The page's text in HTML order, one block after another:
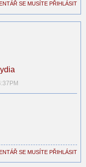
SE MUSÍTE PŘIHLÁSIT
SE MUSÍTE PŘIHLÁSIT